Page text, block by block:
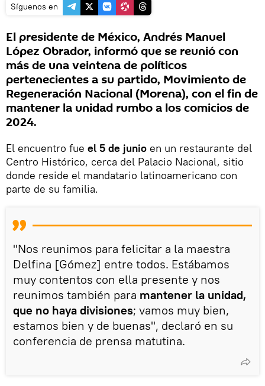
Síguenos en
El presidente de México, Andrés Manuel
López Obrador, informó que se reunió con
más de una veintena de políticos
pertenecientes a su partido, Movimiento de
Regeneración Nacional (Morena), con el fin de
mantener la unidad rumbo a los comicios de
2024.
El encuentro fue el 5 de junio en un restaurante del
Centro Histórico, cerca del Palacio Nacional, sitio
donde reside el mandatario latinoamericano con
parte de su familia.
"Nos reunimos para felicitar a la maestra
Delfina [Gómez] entre todos. Estábamos
muy contentos con ella presente y nos
reunimos también para mantener la unidad,
que no haya divisiones; vamos muy bien,
estamos bien y de buenas", declaró en su
conferencia de prensa matutina.